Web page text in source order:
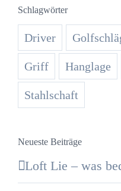
Schlagwörter
Driver
Griff Hanglage
Stahlschaft
Neueste Beiträge
Loft Lie – was